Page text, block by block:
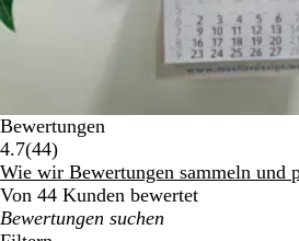
Bewertungen
4.7(4444
Bewertungen
)
Wie wir Bewertungen sammeln und
Von 44 Kunden bewertet
Meine